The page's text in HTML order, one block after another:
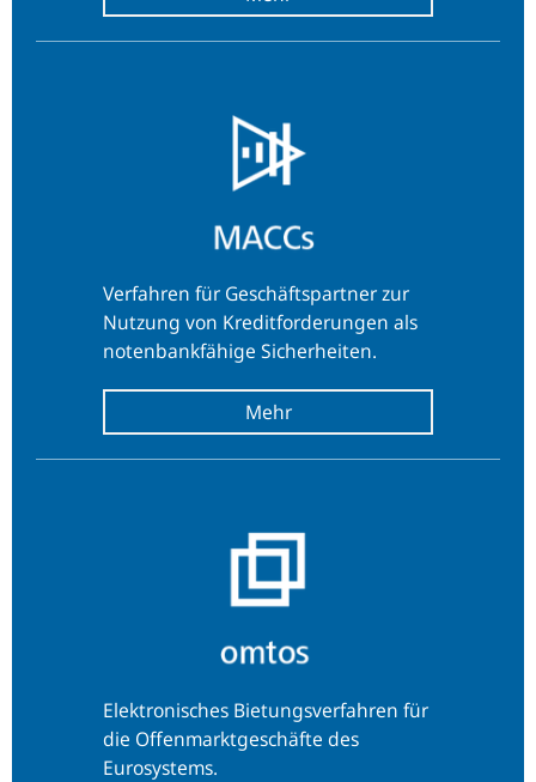
Verfahren für Geschäftspartner zur
Nutzung von Kreditforderungen als
notenbankfähige Sicherheiten.
Elektronisches Bietungsverfahren für
die Offenmarktgeschäfte des
Eurosystems.